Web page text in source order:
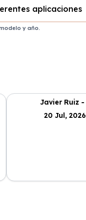
aplicaciones
y año.
Javier Ruiz -
20 Jul, 2026